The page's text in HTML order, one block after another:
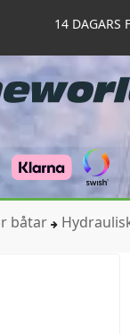
14 DAGARS
båtar